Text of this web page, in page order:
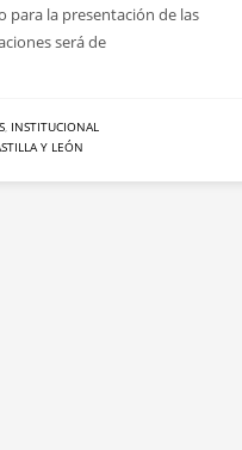
para la presentación de las
será de
, INSTITUCIONAL
Y LEÓN